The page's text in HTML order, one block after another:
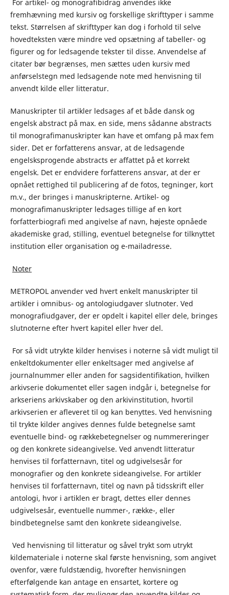
For artikel- og monografibidrag anvendes ikke
fremhævning med kursiv og forskellige skrifttyper i samme
tekst. Størrelsen af skrifttyper kan dog i forhold til selve
hovedteksten være mindre ved opsætning af tabeller- og
figurer og for ledsagende tekster til disse. Anvendelse af
citater bør begrænses, men sættes uden kursiv med
anførselstegn med ledsagende note med henvisning til
anvendt kilde eller litteratur.
Manuskripter til artikler ledsages af et både dansk og
engelsk abstract på max. en side, mens sådanne abstracts
til monografimanuskripter kan have et omfang på max fem
sider. Det er forfatterens ansvar, at de ledsagende
engelsksprogende abstracts er affattet på et korrekt
engelsk. Det er endvidere forfatterens ansvar, at der er
opnået rettighed til publicering af de fotos, tegninger, kort
m.v., der bringes i manuskripterne. Artikel- og
monografimanuskripter ledsages tillige af en kort
forfatterbiografi med angivelse af navn, højeste opnåede
akademiske grad, stilling, eventuel betegnelse for tilknyttet
institution eller organisation og e-mailadresse.
Noter
METROPOL anvender ved hvert enkelt manuskripter til
artikler i omnibus- og antologiudgaver slutnoter. Ved
monografiudgaver, der er opdelt i kapitel eller dele, bringes
slutnoterne efter hvert kapitel eller hver del.
For så vidt utrykte kilder henvises i noterne så vidt muligt til
enkeltdokumenter eller enkeltsager med angivelse af
journalnummer eller anden for sagsidentifikation, hvilken
arkivserie dokumentet eller sagen indgår i, betegnelse for
arkseriens arkivskaber og den arkivinstitution, hvortil
arkivserien er afleveret til og kan benyttes. Ved henvisning
til trykte kilder angives dennes fulde betegnelse samt
eventuelle bind- og rækkebetegnelser og nummereringer
og den konkrete sideangivelse. Ved anvendt litteratur
henvises til forfatternavn, titel og udgivelsesår for
monografier og den konkrete sideangivelse. For artikler
henvises til forfatternavn, titel og navn på tidsskrift eller
antologi, hvor i artiklen er bragt, dettes eller dennes
udgivelsesår, eventuelle nummer-, række-, eller
bindbetegnelse samt den konkrete sideangivelse.
Ved henvisning til litteratur og såvel trykt som utrykt
kildemateriale i noterne skal første henvisning, som angivet
ovenfor, være fuldstændig, hvorefter henvisningen
efterfølgende kan antage en ensartet, kortere og